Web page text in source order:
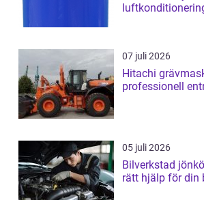
07 juli 2026
Hitachi
professionell
05 juli 2026
Bilverkstad jönköping så
rätt hjälp för din